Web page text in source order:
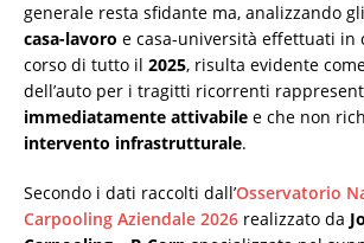
generale resta sfidante ma, analizzando gli
casa-lavoro e casa-università effettuati in
corso di tutto il 2025, risulta evidente
dell’auto per i tragitti ricorrenti
immediatamente attivabile e che non
intervento infrastrutturale.
Secondo i dati raccolti dall’Osservatorio
Carpooling Aziendale 2026 realizzato da